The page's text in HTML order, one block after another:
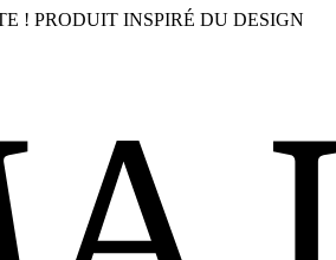
! PRODUIT INSPIRÉ DU DESIGN